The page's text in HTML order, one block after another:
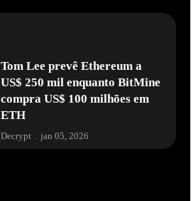
Tom Lee prevê Ethereum a
US$ 250 mil enquanto BitMine
compra US$ 100 milhões em
ETH
Decrypt jan 05, 2026